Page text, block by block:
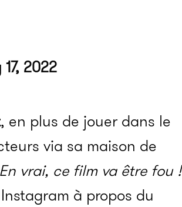
2022
, en plus de jouer dans le
via sa maison de
En vrai, ce film va être fou !
à propos du